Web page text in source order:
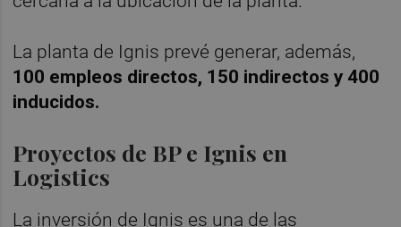
La planta de Ignis prevé generar, además,
100 empleos directos, 150 indirectos y 400
inducidos.
Proyectos de BP e Ignis en
Logistics
La inversión de Ignis es una de las